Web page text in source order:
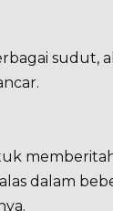
sudut,
dalam